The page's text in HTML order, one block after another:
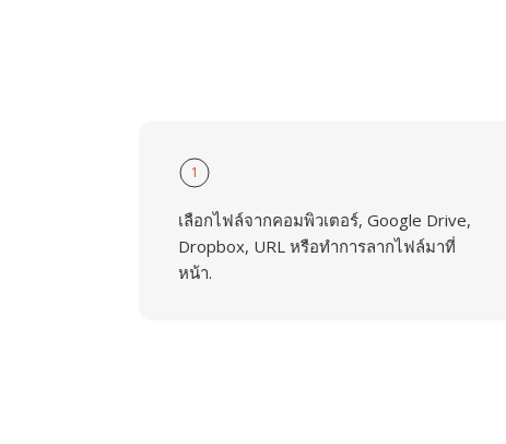
1
เลือกไฟล์จากคอมพิวเตอร์, Google Drive,
Dropbox, URL หรือทำการลากไฟล์มาที่
หน้า.